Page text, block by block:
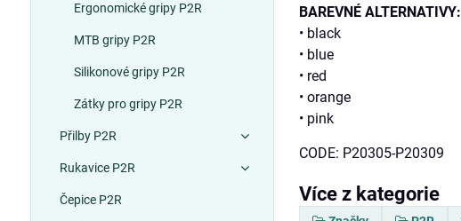
BAREVNÉ ALTERNATIVY:
• black
• blue
• red
• orange
• pink
CODE: P20305-P20309
Více z kategorie
Ergonomické gripy P2R
MTB gripy P2R
Silikonové gripy P2R
Zátky pro gripy P2R
Přilby P2R
Rukavice P2R
Čepice P2R